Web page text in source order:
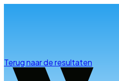
Terug naar de resultaten